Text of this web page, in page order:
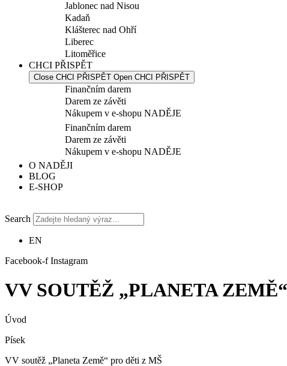
Jablonec nad Nisou
Kadaň
Klášterec nad Ohří
Liberec
Litoměřice
CHCI PŘISPĚT
Close CHCI PŘISPĚT Open CHCI PŘISPĚT
Finančním darem
Darem ze závěti
Nákupem v e-shopu NADĚJE
Finančním darem
Darem ze závěti
Nákupem v e-shopu NADĚJE
O NADĚJI
BLOG
E-SHOP
Search
EN
Facebook-f Instagram
VV SOUTĚŽ „PLANETA
Úvod
Písek
VV soutěž „Planeta Země“ pro děti z MŠ